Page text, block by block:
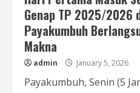
Genap TP 2025/2026
Payakumbuh
Makna
admin January 5, 2026
Payakumbuh, Senin (5